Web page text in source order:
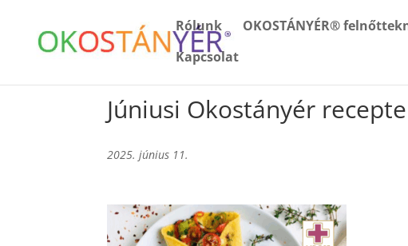
Rólunk OKOSTÁNYÉR®
Kapcsolat
Júniusi Okostányér
2025. június 11.